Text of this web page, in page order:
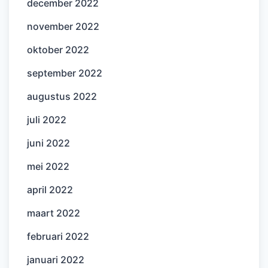
december 2022
november 2022
oktober 2022
september 2022
augustus 2022
juli 2022
juni 2022
mei 2022
april 2022
maart 2022
februari 2022
januari 2022